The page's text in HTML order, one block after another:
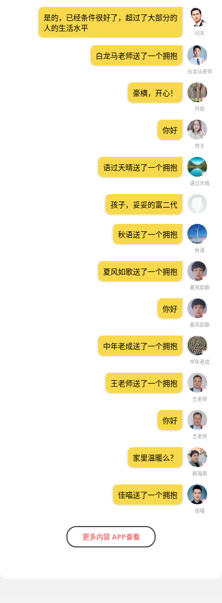
问天
是的，已经条件很好了，超过了大部分的
人的生活水平
白龙马老师
白龙马老师送了一个拥抱
丹若
豪横，开心！
然子
你好
语过天晴
语过天晴送了一个拥抱
孩子，妥妥的富二代
秋语
秋语送了一个拥抱
夏风如歌
夏风如歌送了一个拥抱
夏风如歌
你好
中年老成
中年老成送了一个拥抱
王老师
王老师送了一个拥抱
王老师
你好
郝海英
家里温暖么？
佳喵
佳喵送了一个拥抱
更多内容 APP查看